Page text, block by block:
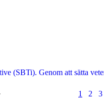
(SBTi). Genom att sätta
1 2 3